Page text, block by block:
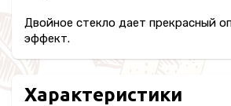
Двойное стекло дает прекрасный
эффект.
Характеристики